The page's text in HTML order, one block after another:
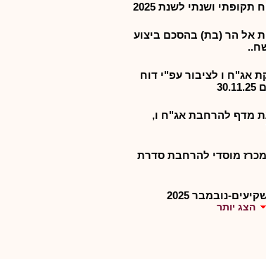
ושנתי לשנת 2025
אל הר (בת) בהסכם ביצוע
אג"ח ו לציבור עפ"י דוח
מדף להרחבת אג"ח ו,
מכרז מוסדי להרחבת סדרת
נובמבר 2025
הצג יותר